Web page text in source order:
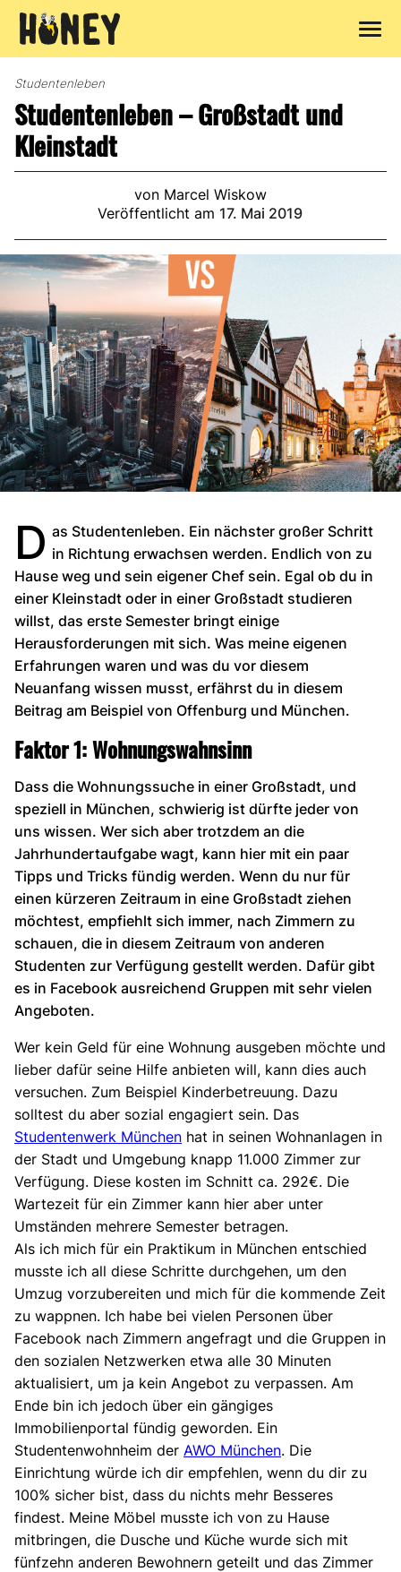
Inhalt
Studentenleben
Studentenleben – Großstadt und
Kleinstadt
von Marcel Wiskow
Veröffentlicht am 17. Mai 2019
D as Studentenleben. Ein nächster großer Schritt
in Richtung erwachsen werden. Endlich von zu
Hause weg und sein eigener Chef sein. Egal ob du in
einer Kleinstadt oder in einer Großstadt studieren
willst, das erste Semester bringt einige
Herausforderungen mit sich. Was meine eigenen
Erfahrungen waren und was du vor diesem
Neuanfang wissen musst, erfährst du in diesem
Beitrag am Beispiel von Offenburg und München.
Faktor 1: Wohnungswahnsinn
Dass die Wohnungssuche in einer Großstadt, und
speziell in München, schwierig ist dürfte jeder von
uns wissen. Wer sich aber trotzdem an die
Jahrhundertaufgabe wagt, kann hier mit ein paar
Tipps und Tricks fündig werden. Wenn du nur für
einen kürzeren Zeitraum in eine Großstadt ziehen
möchtest, empfiehlt sich immer, nach Zimmern zu
schauen, die in diesem Zeitraum von anderen
Studenten zur Verfügung gestellt werden. Dafür gibt
es in Facebook ausreichend Gruppen mit sehr vielen
Angeboten.
Wer kein Geld für eine Wohnung ausgeben möchte und
lieber dafür seine Hilfe anbieten will, kann dies auch
versuchen. Zum Beispiel Kinderbetreuung. Dazu
solltest du aber sozial engagiert sein. Das
Studentenwerk München hat in seinen Wohnanlagen in
der Stadt und Umgebung knapp 11.000 Zimmer zur
Verfügung. Diese kosten im Schnitt ca. 292€. Die
Wartezeit für ein Zimmer kann hier aber unter
Umständen mehrere Semester betragen.
Als ich mich für ein Praktikum in München entschied
musste ich all diese Schritte durchgehen, um den
Umzug vorzubereiten und mich für die kommende Zeit
zu wappnen. Ich habe bei vielen Personen über
Facebook nach Zimmern angefragt und die Gruppen in
den sozialen Netzwerken etwa alle 30 Minuten
aktualisiert, um ja kein Angebot zu verpassen. Am
Ende bin ich jedoch über ein gängiges
Immobilienportal fündig geworden. Ein
Studentenwohnheim der AWO München. Die
Einrichtung würde ich dir empfehlen, wenn du dir zu
100% sicher bist, dass du nichts mehr Besseres
findest. Meine Möbel musste ich von zu Hause
mitbringen, die Dusche und Küche wurde sich mit
fünfzehn anderen Bewohnern geteilt und das Zimmer